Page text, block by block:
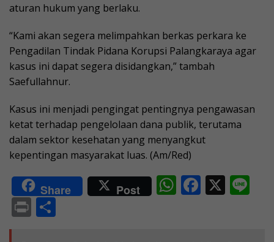
aturan hukum yang berlaku.
“Kami akan segera melimpahkan berkas perkara ke
Pengadilan Tindak Pidana Korupsi Palangkaraya agar
kasus ini dapat segera disidangkan,” tambah
Saefullahnur.
Kasus ini menjadi pengingat pentingnya pengawasan
ketat terhadap pengelolaan dana publik, terutama
dalam sektor kesehatan yang menyangkut
kepentingan masyarakat luas. (Am/Red)
Share Post W F X
Pr